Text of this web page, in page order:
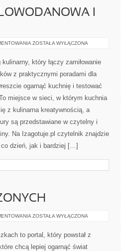
I
SOSY
NISKOWĘGLOWODANOWA
I
ZOSTAŁA WYŁĄCZONA
który łączy zamiłowanie
z praktycznymi poradami dla
ogarnąć kuchnię i testować
miejsce w sieci, w którym kuchnia
z kulinarna kreatywnością, a
są przedstawiane w czytelny i
Na Izagotuje.pl czytelnik znajdzie
co dzień, jak i bardziej […]
ETF-
PORADY
DLA
ZOSTAŁA WYŁĄCZONA
to portal, który powstał z
chcą lepiej ogarnąć świat